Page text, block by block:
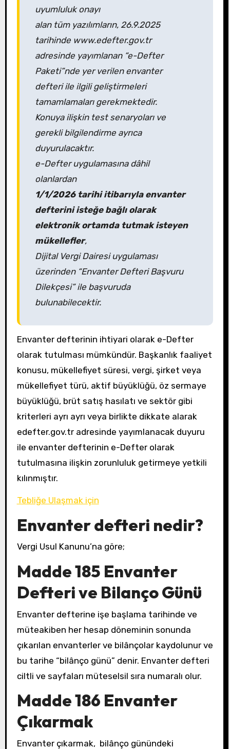
uyumluluk onayı
alan tüm yazılımların, 26.9.2025
tarihinde www.edefter.gov.tr
adresinde yayımlanan “e-Defter
Paketi”nde yer verilen envanter
defteri ile ilgili geliştirmeleri
tamamlamaları gerekmektedir.
Konuya ilişkin test senaryoları ve
gerekli bilgilendirme ayrıca
duyurulacaktır.
e-Defter uygulamasına dâhil
olanlardan
1/1/2026 tarihi itibarıyla envanter
defterini isteğe bağlı olarak
elektronik ortamda tutmak isteyen
mükellefler,
Dijital Vergi Dairesi uygulaması
üzerinden “Envanter Defteri Başvuru
Dilekçesi” ile başvuruda
bulunabilecektir.
Envanter defterinin ihtiyari olarak e-Defter
olarak tutulması mümkündür. Başkanlık faaliyet
konusu, mükellefiyet süresi, vergi, şirket veya
mükellefiyet türü, aktif büyüklüğü, öz sermaye
büyüklüğü, brüt satış hasılatı ve sektör gibi
kriterleri ayrı ayrı veya birlikte dikkate alarak
edefter.gov.tr adresinde yayımlanacak duyuru
ile envanter defterinin e-Defter olarak
tutulmasına ilişkin zorunluluk getirmeye yetkili
kılınmıştır.
Tebliğe Ulaşmak için
Envanter defteri nedir?
Vergi Usul Kanunu’na göre;
Madde 185 Envanter
Defteri ve Bilanço Günü
Envanter defterine işe başlama tarihinde ve
müteakiben her hesap döneminin sonunda
çıkarılan envanterler ve bilânçolar kaydolunur ve
bu tarihe “bilânço günü” denir. Envanter defteri
ciltli ve sayfaları müteselsil sıra numaralı olur.
Madde 186 Envanter
Çıkarmak
Envanter çıkarmak, bilânço günündeki